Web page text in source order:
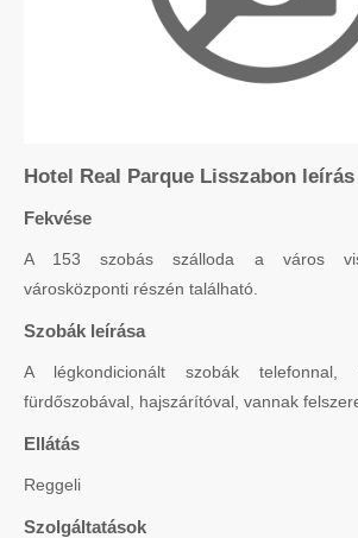
Hotel Real Parque Lisszabon
Fekvése
A 153 szobás szálloda a város
városközponti részén található.
Szobák leírása
A légkondicionált szobák telefonnal,
fürdőszobával, hajszárítóval, vannak
Ellátás
Reggeli
Szolgáltatások